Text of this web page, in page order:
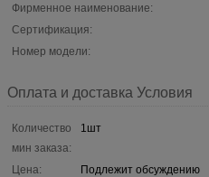
Фирменное наименование:
Сертификация:
Номер модели:
Оплата и доставка Условия
Количество
мин заказа:
1шт
Цена:
Подлежит обсуждению